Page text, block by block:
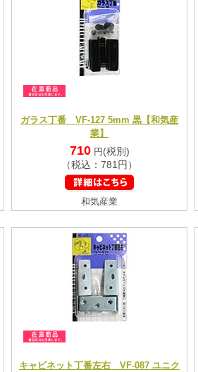
ガラス丁番 VF-127 5mm 黒【和気産
業】
710円 (税別)
（税込：781円）
和気産業
キャビネット丁番左右 VF-087 ユニク